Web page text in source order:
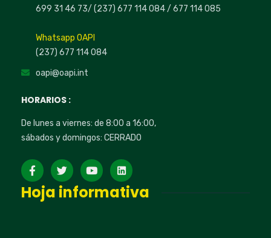
699 31 46 73/ (237) 677 114 084 / 677 114 085
Whatsapp OAPI
(237) 677 114 084
oapi@oapi.int
HORARIOS :
De lunes a viernes: de 8:00 a 16:00,
sábados y domingos: CERRADO
Hoja informativa